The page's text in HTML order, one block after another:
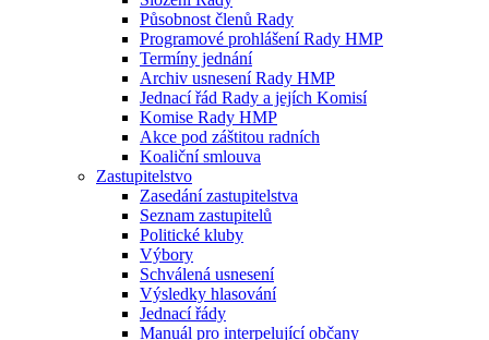
Působnost členů Rady
Programové prohlášení Rady HMP
Termíny jednání
Archiv usnesení Rady HMP
Jednací řád Rady a jejích Komisí
Komise Rady HMP
Akce pod záštitou radních
Koaliční smlouva
Zastupitelstvo
Zasedání zastupitelstva
Seznam zastupitelů
Politické kluby
Výbory
Schválená usnesení
Výsledky hlasování
Jednací řády
Manuál pro interpelující občany